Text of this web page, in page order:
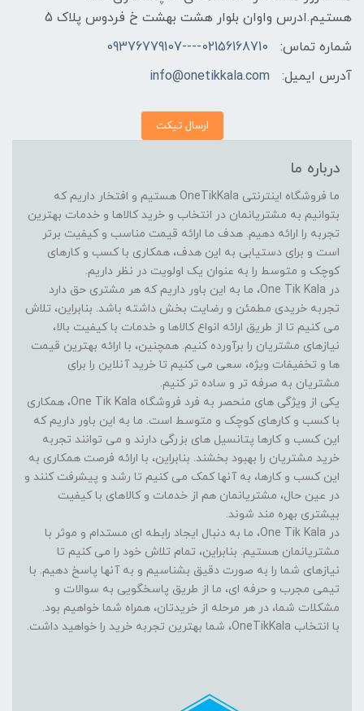
هستیم.ادرس واوان بلوار هشت بهشت خ فردوس پلاک 5
شماره تماس:
02156168710----09376779107
آدرس ایمیل:
info@onetikkala.com
ارسال تیکت
درباره ما
ما فروشگاه اینترنتی OneTikKala هستیم و افتخار داریم که
بتوانیم به مشتریانمان در انتخاب و خرید کالاها و خدمات بهترین
تجربه را ارائه دهیم. هدف ما ارائه قیمت مناسب و کیفیت برتر
است و برای دستیابی به این هدف، همکاری با کسب و کارهای
کوچک و متوسط را به عنوان یک اولویت در نظر داریم.
در One Tik Kala، ما به این باور داریم که هر مشتری حق دارد
تجربه خریدی مطمئن و رضایت بخش داشته باشد. بنابراین، تلاش
می کنیم تا از طریق ارائه انواع کالاها و خدمات با کیفیت بالا،
نیازهای مشتریان را برآورده کنیم. همچنین، با ارائه بهترین قیمت
ها و تخفیفات ویژه، سعی می کنیم تا خرید آنلاین را برای
مشتریان به صرفه تر و ساده تر کنیم.
یکی از ویژگی های منحصر به فرد فروشگاه One Tik Kala، همکاری
با کسب و کارهای کوچک و متوسط است. ما به این باور داریم که
این کسب و کارها پتانسیل های بزرگی دارند و می توانند تجربه
خرید مشتریان را بهبود بخشند. بنابراین، با ارائه فرصت همکاری به
این کسب و کارها، به آنها کمک می کنیم تا رشد و پیشرفت کنند و
در عین حال، مشتریانمان هم از خدمات و کالاهای با کیفیت
بیشتری بهره مند شوند.
در One Tik Kala، ما به دنبال ایجاد رابطه ای مستدام و موثر با
مشتریانمان هستیم. بنابراین، تمام تلاش خود را می کنیم تا
نیازهای شما را به صورت دقیق بشناسیم و به آنها پاسخ دهیم. با
تیمی مجرب و حرفه ای، ما از طریق پاسخگویی به سوالات و
مشکلات شما، در هر مرحله از خریدتان، همراه شما خواهیم بود.
با انتخاب OneTikKala، شما بهترین تجربه خرید را خواهید داشت.